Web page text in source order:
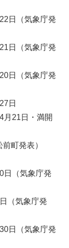
日（気象庁発
日（気象庁発
日（気象庁発
日
21日・満開
町発表）
（気象庁発
（気象庁発
日（気象庁発